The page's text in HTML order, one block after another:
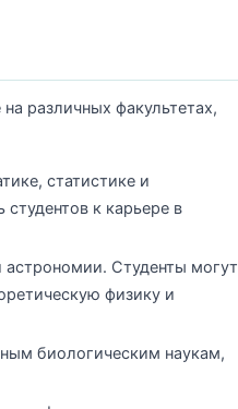
различных факультетах,
статистике и
к карьере в
астрономии. Студенты могут
физику и
биологическим наукам,